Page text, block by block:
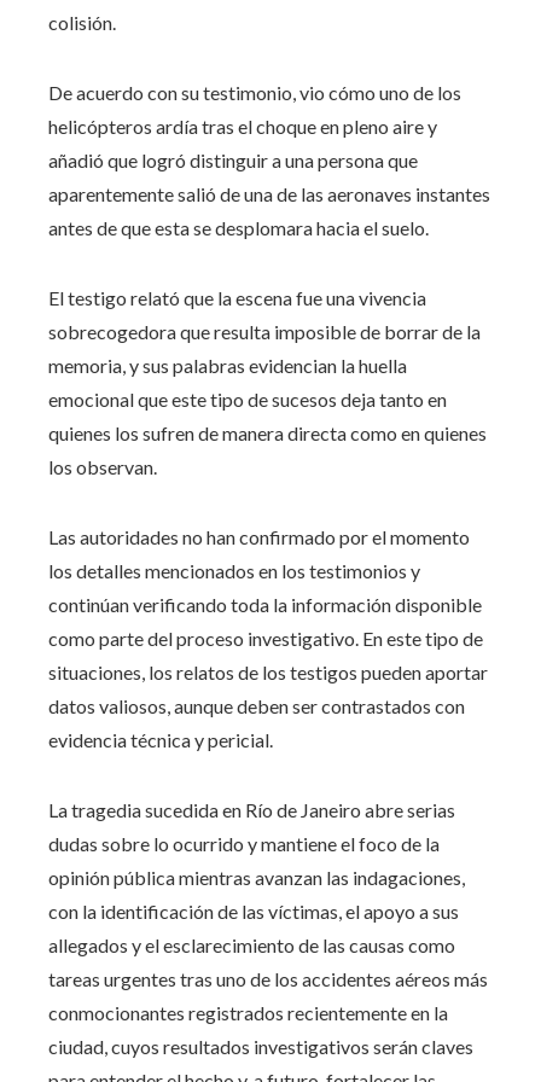
colisión.
De acuerdo con su testimonio, vio cómo uno de los
helicópteros ardía tras el choque en pleno aire y
añadió que logró distinguir a una persona que
aparentemente salió de una de las aeronaves instantes
antes de que esta se desplomara hacia el suelo.
El testigo relató que la escena fue una vivencia
sobrecogedora que resulta imposible de borrar de la
memoria, y sus palabras evidencian la huella
emocional que este tipo de sucesos deja tanto en
quienes los sufren de manera directa como en quienes
los observan.
Las autoridades no han confirmado por el momento
los detalles mencionados en los testimonios y
continúan verificando toda la información disponible
como parte del proceso investigativo. En este tipo de
situaciones, los relatos de los testigos pueden aportar
datos valiosos, aunque deben ser contrastados con
evidencia técnica y pericial.
La tragedia sucedida en Río de Janeiro abre serias
dudas sobre lo ocurrido y mantiene el foco de la
opinión pública mientras avanzan las indagaciones,
con la identificación de las víctimas, el apoyo a sus
allegados y el esclarecimiento de las causas como
tareas urgentes tras uno de los accidentes aéreos más
conmocionantes registrados recientemente en la
ciudad, cuyos resultados investigativos serán claves